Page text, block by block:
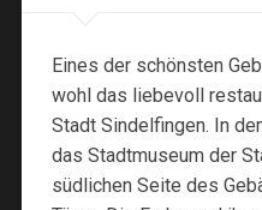
Eines der schönsten
wohl das liebevoll
Stadt Sindelfingen. In
das Stadtmuseum der
südlichen Seite des